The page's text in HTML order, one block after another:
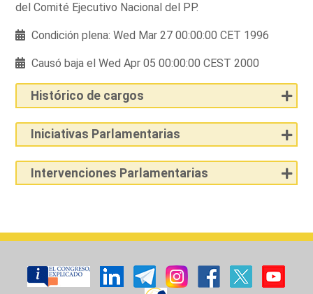
del Comité Ejecutivo Nacional del PP.
Condición plena: Wed Mar 27 00:00:00 CET 1996
Causó baja el Wed Apr 05 00:00:00 CEST 2000
Histórico de cargos
Iniciativas Parlamentarias
Intervenciones Parlamentarias